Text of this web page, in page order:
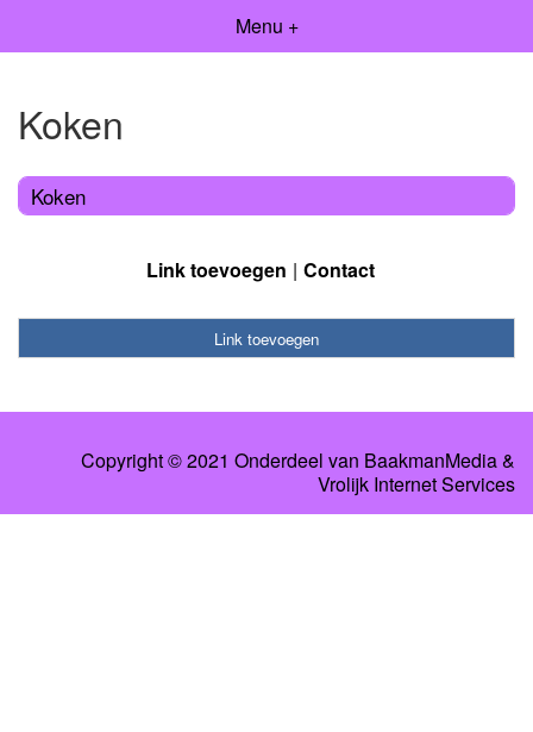
Menu +
Koken
Koken
Link toevoegen Contact
Link toevoegen
Copyright © 2021 Onderdeel van BaakmanMedia&
Vrolijk Internet Services